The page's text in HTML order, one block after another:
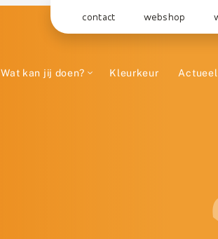
contact webshop
Wat kan jij doen? Kleurkeur Actueel